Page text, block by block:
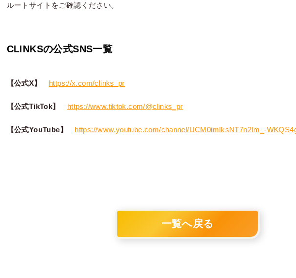
ルートサイトをご確認ください。
CLINKSの公式SNS一覧
【公式X】 https://x.com/clinks_pr
【公式TikTok】 https://www.tiktok.com/@clinks_pr
【公式YouTube】 https://www.youtube.com/channel/UCM0imIksNT7n2Im_-
一覧へ戻る